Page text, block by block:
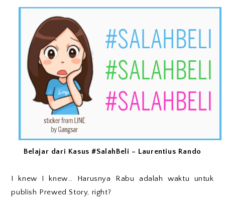
Belajar dari Kasus #SalahBeli – Laurentius Rando
I knew I knew… Harusnya Rabu adalah waktu untuk
publish Prewed Story, right?